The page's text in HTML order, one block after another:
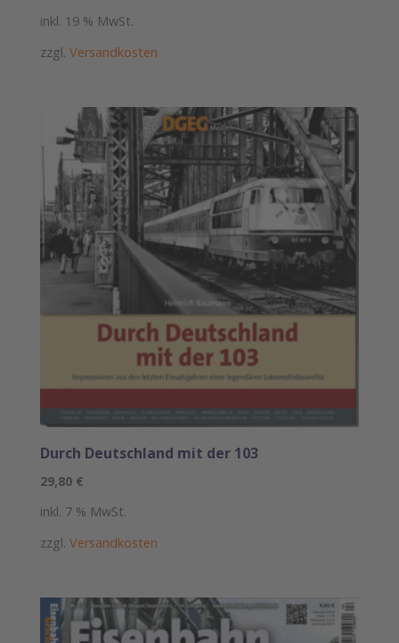
inkl. 19 % MwSt.
zzgl. Versandkosten
Durch Deutschland mit der 103
29,80 €
inkl. 7 % MwSt.
zzgl. Versandkosten